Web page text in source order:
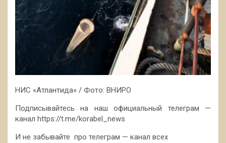
НИС «Атлантида» / Фото: ВНИРО
Подписывайтесь на наш официальный телеграм —
канал https://t.me/korabel_news
И не забывайте про телеграм — канал всех